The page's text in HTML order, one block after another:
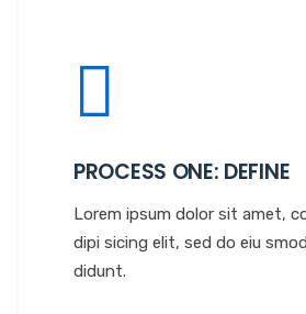
PROCESS ONE: DEFINE
Lorem ipsum dolor sit amet,
dipi sicing elit, sed do eiu
didunt.